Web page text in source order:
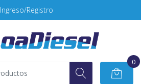
Ingreso/Registro
0